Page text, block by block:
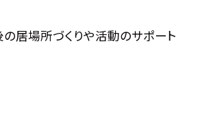
居場所づくりや活動のサポート